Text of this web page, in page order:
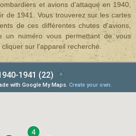
et avions d'attaque en 1940,
de 1941. Vous trouverez sur les cartes
de ces différentes chutes d'avions,
un numéro vous permettant de vous
sur l'appareil recherché.